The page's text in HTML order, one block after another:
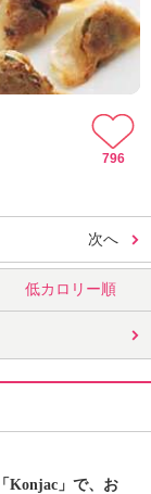
796
次へ
低カロリー順
Konjac」で、お